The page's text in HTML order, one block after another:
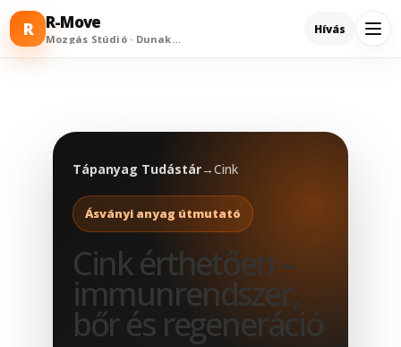
R R-Move
Mozgás Stúdió · Dunakeszi
Hívás
Tápanyag Tudástár→Cink
Ásványi anyag útmutató
Cink érthetően –
immunrendszer,
bőr és regeneráció